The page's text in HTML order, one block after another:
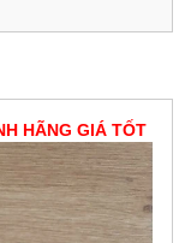
HÃNG GIÁ TỐT